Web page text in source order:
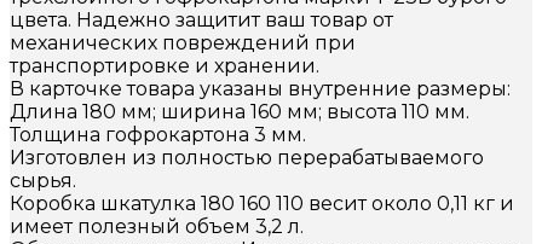
цвета. Надежно защитит ваш товар от
механических повреждений при
транспортировке и хранении.
В карточке товара указаны внутренние размеры:
Длина 180 мм; ширина 160 мм; высота 110 мм.
Толщина гофрокартона 3 мм.
Изготовлен из полностью перерабатываемого
сырья.
Коробка шкатулка 180 160 110 весит около 0,11 кг и
имеет полезный объем 3,2 л.